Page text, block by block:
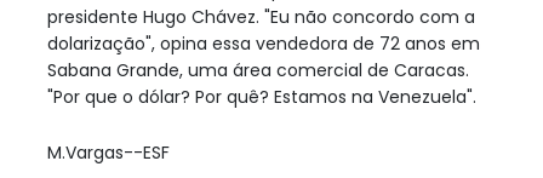
presidente Hugo Chávez. "Eu não concordo com a
dolarização", opina essa vendedora de 72 anos em
Sabana Grande, uma área comercial de Caracas.
"Por que o dólar? Por quê? Estamos na Venezuela".
M.Vargas--ESF